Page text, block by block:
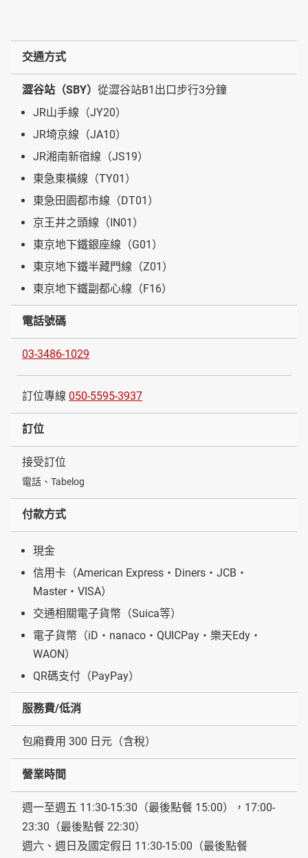
交通方式
澀谷站（SBY） 從澀谷站B1出口步行3分鐘
JR山手線（JY20）
JR埼京線（JA10）
JR湘南新宿線（JS19）
東急東橫線（TY01）
東急田園都市線（DT01）
京王井之頭線（IN01）
東京地下鐵銀座線（G01）
東京地下鐵半藏門線（Z01）
東京地下鐵副都心線（F16）
電話號碼
03-3486-1029
訂位專線 050-5595-3937
訂位
接受訂位
電話、Tabelog
付款方式
現金
信用卡（American Express・Diners・JCB・
Master・VISA）
交通相關電子貨幣（Suica等）
電子貨幣（iD・nanaco・QUICPay・樂天Edy・
WAON）
QR碼支付（PayPay）
服務費/低消
包廂費用 300 日元（含稅）
營業時間
週一至週五 11:30-15:30（最後點餐 15:00），17:00-
23:30（最後點餐 22:30）
週六、週日及國定假日 11:30-15:00（最後點餐